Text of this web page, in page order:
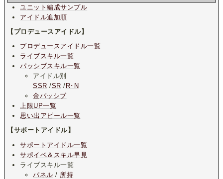
ユニット編成サンプル
アイドル追加順
【プロデュースアイドル】
プロデュースアイドル一覧
ライブスキル一覧
パッシブスキル一覧
アイドル別
SSR /SR / R･N
金パッシブ
上限UP一覧
思い出アピール一覧
【サポートアイドル】
サポートアイドル一覧
サポイベ＆スキル早見
ライブスキル一覧
パネル / 所持